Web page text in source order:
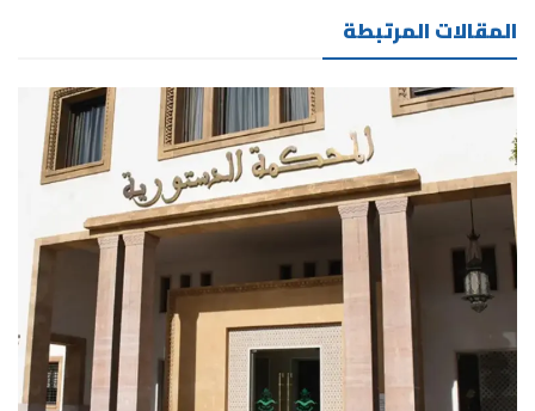
المقالات المرتبطة